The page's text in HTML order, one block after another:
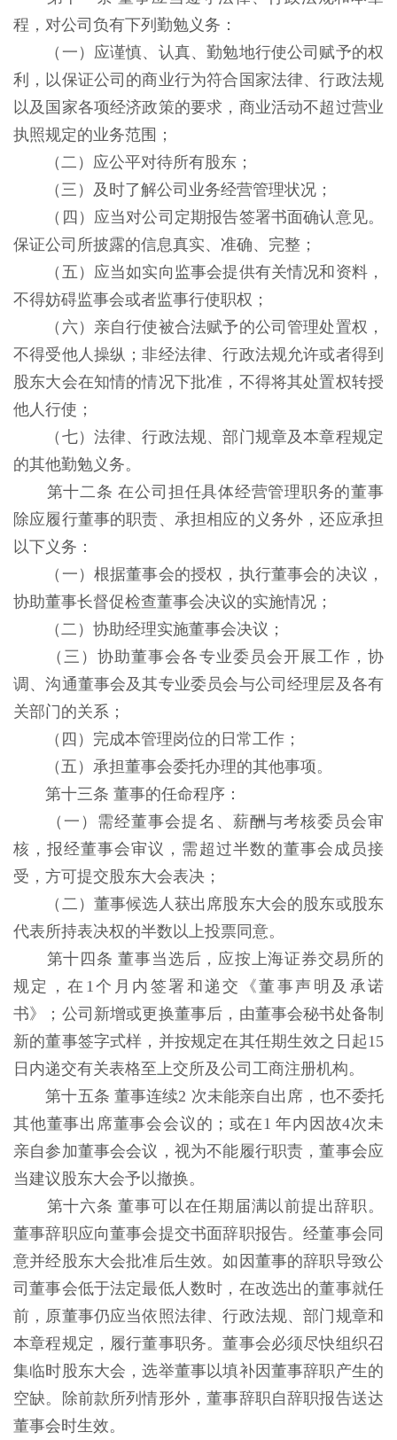
程，对公司负有下列勤勉义务：
（一）应谨慎、认真、勤勉地行使公司赋予的权
利，以保证公司的商业行为符合国家法律、行政法规
以及国家各项经济政策的要求，商业活动不超过营业
执照规定的业务范围；
（二）应公平对待所有股东；
（三）及时了解公司业务经营管理状况；
（四）应当对公司定期报告签署书面确认意见。
保证公司所披露的信息真实、准确、完整；
（五）应当如实向监事会提供有关情况和资料，
不得妨碍监事会或者监事行使职权；
（六）亲自行使被合法赋予的公司管理处置权，
不得受他人操纵；非经法律、行政法规允许或者得到
股东大会在知情的情况下批准，不得将其处置权转授
他人行使；
（七）法律、行政法规、部门规章及本章程规定
的其他勤勉义务。
第十二条 在公司担任具体经营管理职务的董事
除应履行董事的职责、承担相应的义务外，还应承担
以下义务：
（一）根据董事会的授权，执行董事会的决议，
协助董事长督促检查董事会决议的实施情况；
（二）协助经理实施董事会决议；
（三）协助董事会各专业委员会开展工作，协
调、沟通董事会及其专业委员会与公司经理层及各有
关部门的关系；
（四）完成本管理岗位的日常工作；
（五）承担董事会委托办理的其他事项。
第十三条 董事的任命程序：
（一）需经董事会提名、薪酬与考核委员会审
核，报经董事会审议，需超过半数的董事会成员接
受，方可提交股东大会表决；
（二）董事候选人获出席股东大会的股东或股东
代表所持表决权的半数以上投票同意。
第十四条 董事当选后，应按上海证券交易所的
规定，在1个月内签署和递交《董事声明及承诺
书》；公司新增或更换董事后，由董事会秘书处备制
新的董事签字式样，并按规定在其任期生效之日起15
日内递交有关表格至上交所及公司工商注册机构。
第十五条 董事连续2 次未能亲自出席，也不委托
其他董事出席董事会会议的；或在1 年内因故4次未
亲自参加董事会会议，视为不能履行职责，董事会应
当建议股东大会予以撤换。
第十六条 董事可以在任期届满以前提出辞职。
董事辞职应向董事会提交书面辞职报告。经董事会同
意并经股东大会批准后生效。如因董事的辞职导致公
司董事会低于法定最低人数时，在改选出的董事就任
前，原董事仍应当依照法律、行政法规、部门规章和
本章程规定，履行董事职务。董事会必须尽快组织召
集临时股东大会，选举董事以填补因董事辞职产生的
空缺。除前款所列情形外，董事辞职自辞职报告送达
董事会时生效。